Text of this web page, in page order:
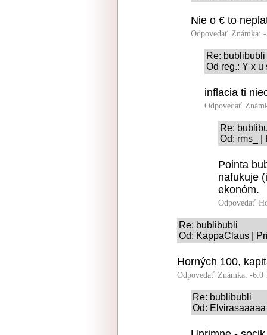
Nie o € to
Odpovedať Známka:
Re: bublibubli
Od reg.: Y x u
inflacia ti
Odpovedať
Re:
Od: rms_ |
Pointa
nafukuje
ekonóm.
Odpovedať
Re: bublibubli
Od: KappaClaus |
Horných 100,
Odpovedať Známka: -6.0
Re: bublibubli
Od: